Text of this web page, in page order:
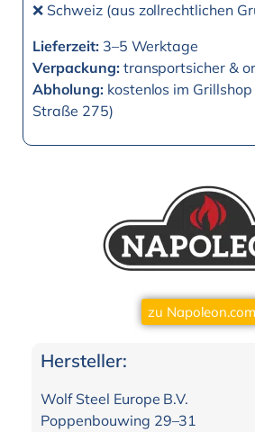
❌ Schweiz (aus zollrechtlichen
Lieferzeit:3–5 Werktage
Verpackung:transportsicher &
Abholung:kostenlos im
Straße 275)
zu Napoleon.com
Hersteller:
Wolf Steel Europe B.V.
Poppenbouwing 29–31